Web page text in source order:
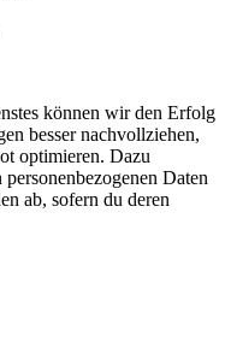
können wir den Erfolg
besser nachvollziehen,
optimieren. Dazu
Daten
ab, sofern du deren